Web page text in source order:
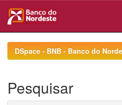
navigationDSpace - BNB - Banco do
Pesquisar